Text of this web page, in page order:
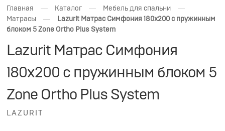
Главная — Каталог — Мебель для спальни —
Матрасы —
Lazurit Матрас Симфония 180x200 с пружинным
блоком 5 Zone Ortho Plus System
Lazurit Матрас Симфония
180x200 с пружинным блоком 5
Zone Ortho Plus System
LAZURIT